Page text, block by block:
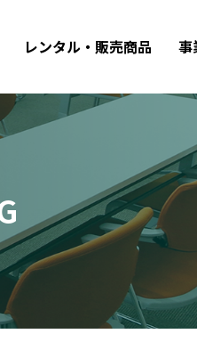
レンタル・販売商品 事